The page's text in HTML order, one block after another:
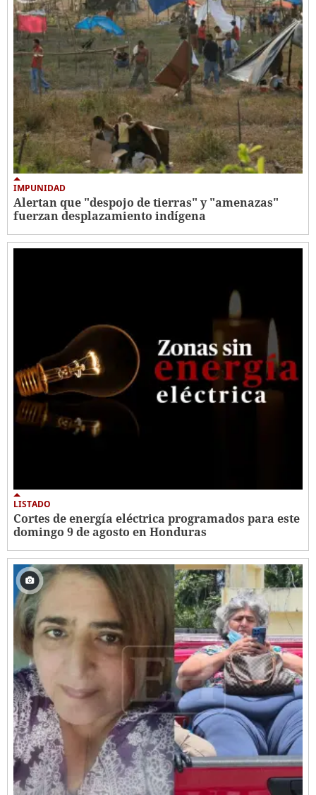
IMPUNIDAD
Alertan que "despojo de tierras" y "amenazas"
fuerzan desplazamiento indígena
LISTADO
Cortes de energía eléctrica programados para este
domingo 9 de agosto en Honduras